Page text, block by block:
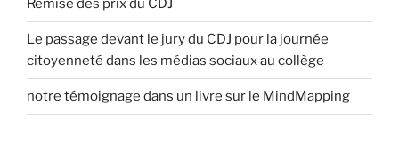
’
a
r
t
i
n
t
a
n
t
Remise des prix du CDJ
Le passage devant le jury du CDJ pour la journée
citoyenneté dans les médias sociaux au collège
notre témoignage dans un livre sur le MindMapping